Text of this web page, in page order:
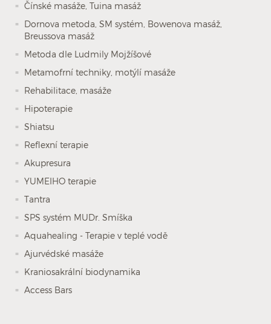
Čínské masáže, Tuina masáž
Dornova metoda, SM systém, Bowenova masáž,
Breussova masáž
Metoda dle Ludmily Mojžíšové
Metamofrní techniky, motýlí masáže
Rehabilitace, masáže
Hipoterapie
Shiatsu
Reflexní terapie
Akupresura
YUMEIHO terapie
Tantra
SPS systém MUDr. Smíška
Aquahealing - Terapie v teplé vodě
Ajurvédské masáže
Kraniosakrální biodynamika
Access Bars